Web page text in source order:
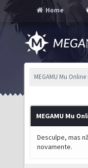
Home
MEGAMU Mu
MEGAMU Mu
Desculpe, mas
novamente.